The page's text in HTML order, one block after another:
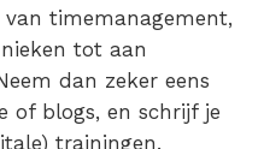
timemanagement,
tot aan
dan zeker eens
of blogs, en schrijf je
trainingen.